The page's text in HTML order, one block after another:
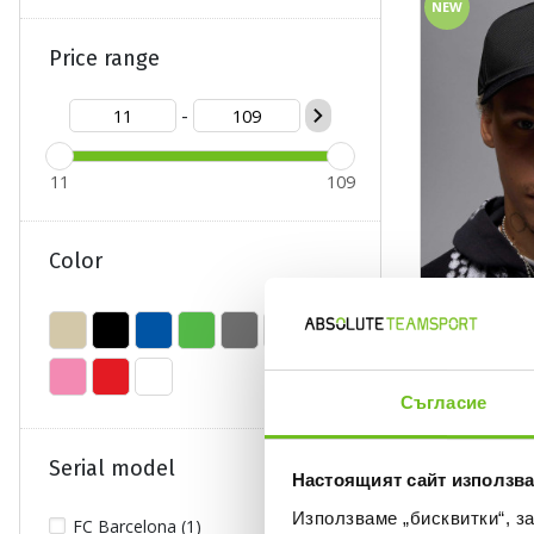
Съгласие
Настоящият сайт
Използваме „бисквитки“,
Price range
-
11 109
Color
Serial model
FC Barcelona (1)
NEW
U J RISE CAP
Текуща цена:
32,99 €/